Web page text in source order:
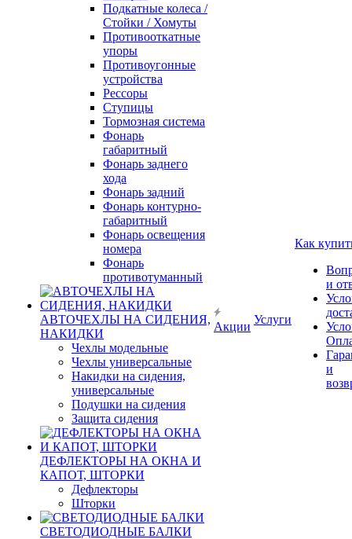
Подкатные колеса /
Стойки / Хомуты
Противооткатные
упоры
Противоугонные
устройства
Рессоры
Ступицы
Тормозная система
Фонарь
габаритный
Фонарь заднего
хода
Фонарь задний
Фонарь контурно-
габаритный
Фонарь освещения
номера
Фонарь
противотуманный
АВТОЧЕХЛЫ НА СИДЕНИЯ,
НАКИДКИ
Чехлы модельные
Чехлы универсальные
Накидки на сидения,
универсальные
Подушки на сидения
Защита сидения
ДЕФЛЕКТОРЫ НА ОКНА И
КАПОТ, ШТОРКИ
Дефлекторы
Шторки
СВЕТОДИОДНЫЕ БАЛКИ
Акции
Услуги
Как
и
и